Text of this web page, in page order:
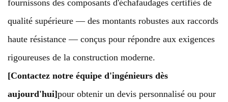
fournissons des composants d'échafaudages certifiés de
qualité supérieure — des montants robustes aux raccords
haute résistance — conçus pour répondre aux exigences
rigoureuses de la construction moderne.
[Contactez notre équipe d'ingénieurs dès
aujourd'hui]pour obtenir un devis personnalisé ou pour